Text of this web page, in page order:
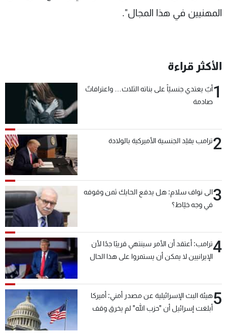
المهنيين في هذا المجال".
الأكثر قراءة
1أبٌ يعتدي جنسيّاً على بناته الثلاث… واعترافاتٌ
صادمة
2ترامب يقيّد الجنسية الأميركية بالولادة
3الى نواف سلام: هل يدفع الحايك ثمن وقوفه
في وجه خيّاط؟
4ترامب: أعتقد أن الأمر سينتهي قريبًا جدًا لأن
الإيرانيين لا يمكن أن يستمروا على هذا الحال
5هيئة البث الإسرائيلية عن مصدر أمني: أميركا
أبلغت إسرائيل أن "حزب الله" لم يخرق وقف